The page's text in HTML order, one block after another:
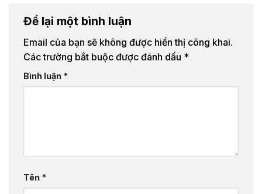
Để lại một bình luận
Email của bạn sẽ không được hiển thị công khai.
Các trường bắt buộc được đánh dấu *
Bình luận *
Tên *